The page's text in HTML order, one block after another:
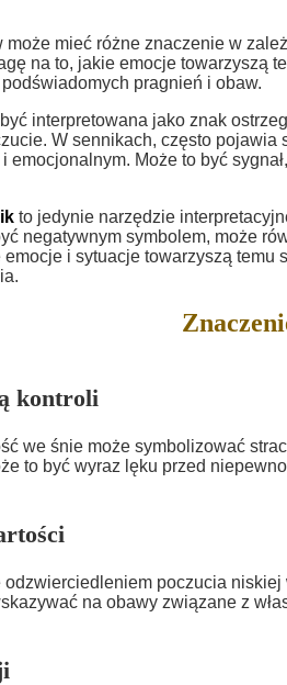
może mieć różne znaczenie w
na to, jakie emocje towarzyszą
pragnień i obaw.
interpretowana jako znak
W sennikach, często
emocjonalnym. Może to być
to jedynie narzędzie
negatywnym symbolem, może
i sytuacje towarzyszą
kontroli
we śnie może symbolizować
to być wyraz lęku przed
poczucia niskiej
na obawy związane z